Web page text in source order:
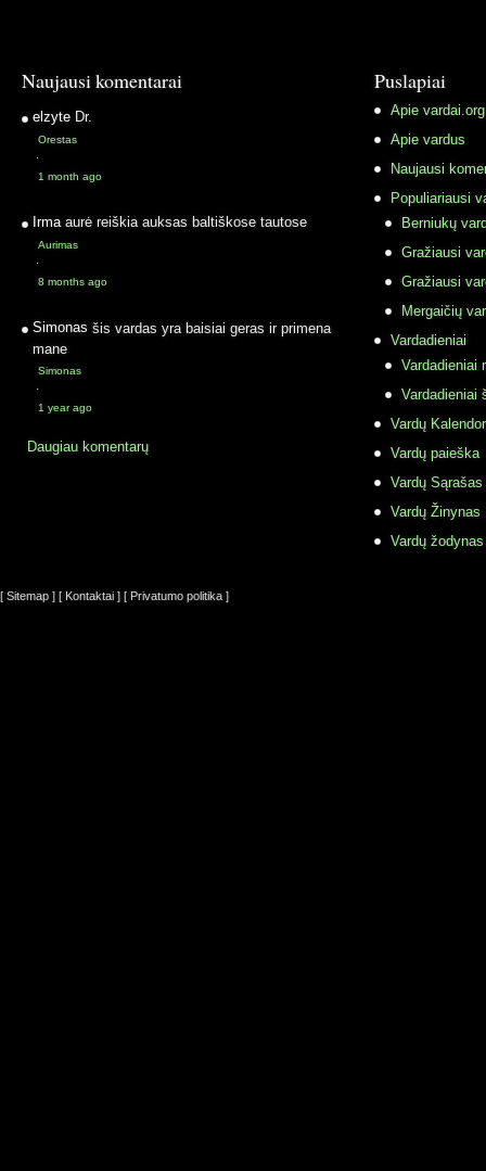
Naujausi komentarai
elzyte Dr.
Orestas
·
1 month ago
Irma aurė reiškia auksas baltiškose tautose
Aurimas
·
8 months ago
Simonas šis vardas yra baisiai geras ir primena
mane
Simonas
·
1 year ago
Daugiau komentarų
Puslapiai
Apie vardai.org
Apie vardus
Naujausi
Populiariausi
Berniukų
Gražiausi
Gražiausi
Mergaičių
Vardadieniai
Vardadieniai
Vardadieniai
Vardų
Vardų paieška
Vardų Sąrašas
Vardų Žinynas
Vardų
[ Sitemap ] [ Kontaktai ] [ Privatumo politika ]